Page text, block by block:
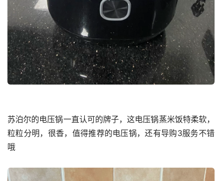
苏泊尔的电压锅一直认可的牌子，这电压锅蒸米饭特柔软，
粒粒分明，很香，值得推荐的电压锅，还有导购3服务不错
哦